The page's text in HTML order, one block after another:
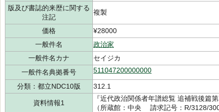
版及び書誌的来歴に関する
注記
複製
価格
¥28000
一般件名
政治家
一般件名カナ
セイジカ
一般件名典拠番号
511047200000000
分類：都立NDC10版 312.1
資料情報1
『近代政治関係者年譜総覧 追補戦後
（所蔵館：中央 請求記号：R/3128/